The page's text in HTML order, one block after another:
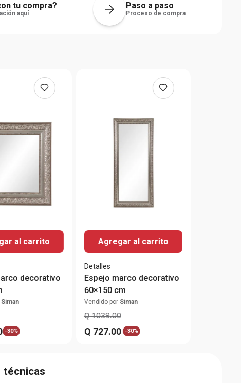
tu compra?
aquí
Paso a paso
Proceso de compra
al carrito
decorativo
Siman
-30%
Agregar al carrito
Detalles
Espejo marco decorativo
60×150 cm
Vendido por Siman
Q 1039.00
Q 727.00 -30%
técnicas